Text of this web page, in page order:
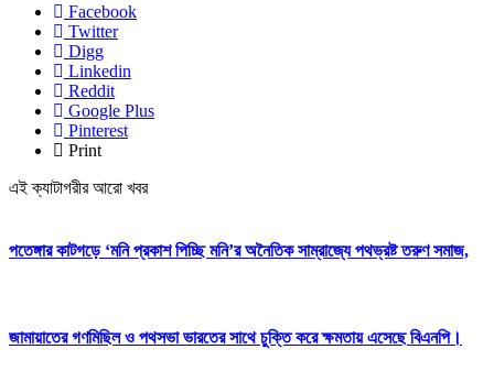
Facebook
Twitter
Digg
Linkedin
Reddit
Google Plus
Pinterest
Print
এই ক্যাটাগরীর আরো খবর
পতেঙ্গার কাটগড়ে ‘মনি প্রকাশ পিচ্ছি মনি’র অনৈতিক সাম্রাজ্যে পথভ্রষ্ট তরুণ সমাজ,
জামায়াতের গণমিছিল ও পথসভা ভারতের সাথে চুক্তি করে ক্ষমতায় এসেছে বিএনপি।